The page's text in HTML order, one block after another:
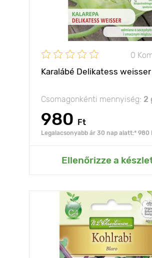
0
Karalábé Delikatess weisser
Csomagonkénti mennyiség: 2
980 Ft
Legalacsonyabb ár 30 nap alatt:* 980
Ellenőrizze a